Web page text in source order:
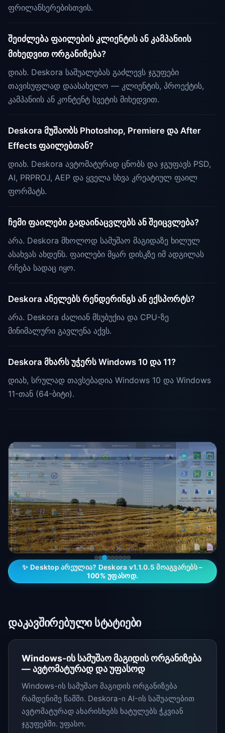
ფრილანსერებისთვის.
შეიძლება ფაილების კლიენტის ან კამპანიის
მიხედვით ორგანიზება?
დიახ. Deskora საშუალებას გაძლევს ჯგუფები
თავისუფლად დაასახელო — კლიენტის, პროექტის,
კამპანიის ან კონტენტ სვეტის მიხედვით.
Deskora მუშაობს Photoshop, Premiere და After
Effects ფაილებთან?
დიახ. Deskora ავტომატურად ცნობს და ჯგუფავს PSD,
AI, PRPROJ, AEP და ყველა სხვა კრეატიულ ფაილ
ფორმატს.
ჩემი ფაილები გადაინაცვლებს ან შეიცვლება?
არა. Deskora მხოლოდ სამუშაო მაგიდაზე ხილულ
ასახვას ახდენს. ფაილები მყარ დისკზე იმ ადგილას
რჩება სადაც იყო.
Deskora ანელებს რენდერინგს ან ექსპორტს?
არა. Deskora ძალიან მსუბუქია და CPU-ზე
მინიმალური გავლენა აქვს.
Deskora მხარს უჭერს Windows 10 და 11?
დიახ, სრულად თავსებადია Windows 10 და Windows
11-თან (64-ბიტი).
✨ Desktop არეულია? Deskora v1.1.0.5 მოაგვარებს –
100% უფასოდ.
დაკავშირებული სტატიები
Windows-ის სამუშაო მაგიდის ორგანიზება
— ავტომატურად და უფასოდ
Windows-ის სამუშაო მაგიდის ორგანიზება
რამდენიმე წამში. Deskora-ი AI-ის საშუალებით
ავტომატურად ახარისხებს ხატულებს ჭკვიან
ჯგუფებში. უფასო.